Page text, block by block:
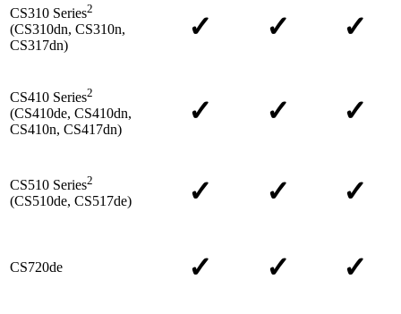
CS310 Series2
(CS310dn, CS310n,
CS317dn)
✓ ✓ ✓
CS410 Series2
(CS410de, CS410dn,
CS410n, CS417dn)
✓ ✓ ✓
CS510 Series2
(CS510de, CS517de) ✓ ✓ ✓
CS720de ✓ ✓ ✓